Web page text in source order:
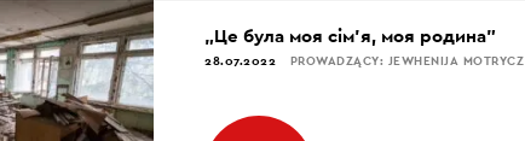
„Це була моя сім’я, моя родина”
28.07.2022 PROWADZĄCY: JEWHENIJA MOTRYCZ